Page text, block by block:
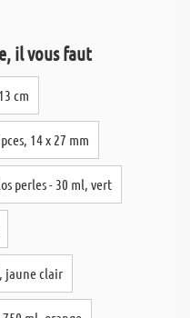
il vous faut
cm
14 x 27 mm
perles - 30 ml, vert
jaune clair